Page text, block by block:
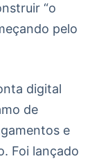
“o
pelo
digital
de
e
Foi lançado